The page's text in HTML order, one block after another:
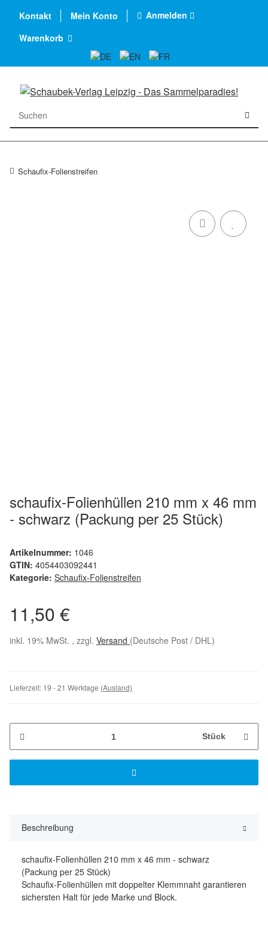
Kontakt Mein Konto
Anmelden
Warenkorb
Schaufix-Folienstreifen
schaufix-Folienhüllen 210 mm x 46 mm
- schwarz (Packung per 25 Stück)
Artikelnummer: 1046
GTIN: 4054403092441
Kategorie: Schaufix-Folienstreifen
11,50 €
inkl. 19% MwSt. , zzgl. Versand (Deutsche Post / DHL)
Lieferzeit: 19 - 21 Werktage (Ausland)
Stück
Beschreibung
schaufix-Folienhüllen 210 mm x 46 mm - schwarz
(Packung per 25 Stück)
Schaufix-Folienhüllen mit doppelter Klemmnaht garantieren
sichersten Halt für jede Marke und Block.